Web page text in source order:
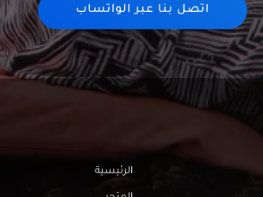
اتصل بنا عبر الواتساب
الرئيسية